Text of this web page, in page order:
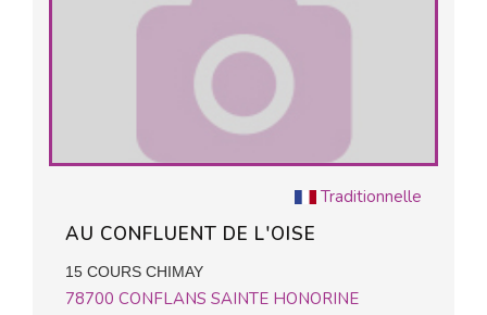
Traditionnelle
AU CONFLUENT DE L'OISE
15 COURS CHIMAY
78700 CONFLANS SAINTE HONORINE